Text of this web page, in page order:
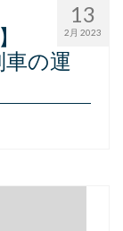
13
2月 2023
の運